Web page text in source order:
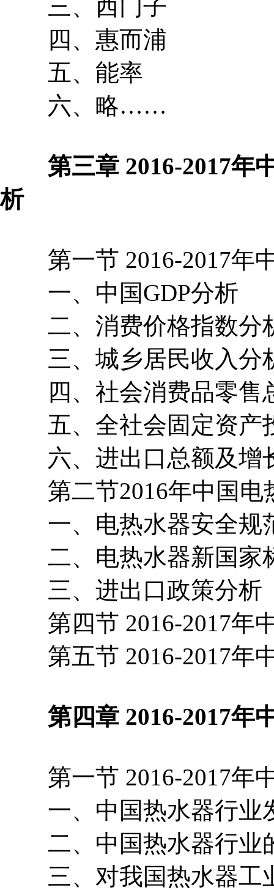
三、西门子
四、惠而浦
五、能率
六、略……
第三章 2016-2017年
析
第一节 2016-2017年
一、中国GDP分析
二、消费价格指数分
三、城乡居民收入分
四、社会消费品零售
五、全社会固定资产
六、进出口总额及增
第二节2016年中国电
一、电热水器安全规
二、电热水器新国家
三、进出口政策分析
第四节 2016-2017年
第五节 2016-2017年
第四章 2016-2017年
第一节 2016-2017年
一、中国热水器行业
二、中国热水器行业
三、对我国热水器工